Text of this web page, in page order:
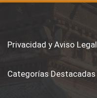
Privacidad y Aviso Legal
Categorías Destacadas